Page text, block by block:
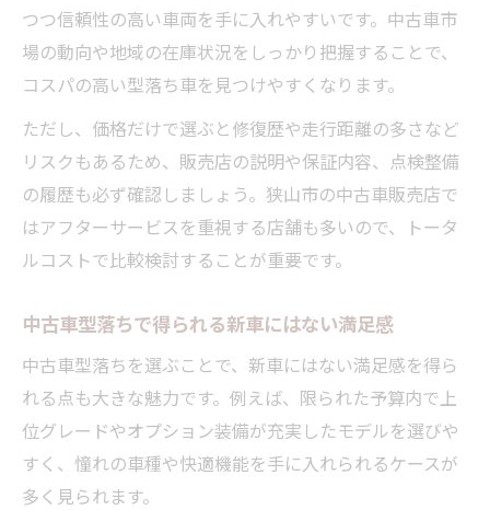
つつ信頼性の高い車両を手に入れやすいです。中古車市
場の動向や地域の在庫状況をしっかり把握することで、
コスパの高い型落ち車を見つけやすくなります。
ただし、価格だけで選ぶと修復歴や走行距離の多さなど
リスクもあるため、販売店の説明や保証内容、点検整備
の履歴も必ず確認しましょう。狭山市の中古車販売店で
はアフターサービスを重視する店舗も多いので、トータ
ルコストで比較検討することが重要です。
中古車型落ちで得られる新車にはない満足感
中古車型落ちを選ぶことで、新車にはない満足感を得ら
れる点も大きな魅力です。例えば、限られた予算内で上
位グレードやオプション装備が充実したモデルを選びや
すく、憧れの車種や快適機能を手に入れられるケースが
多く見られます。